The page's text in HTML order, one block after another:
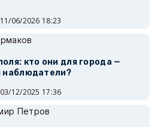
11/06/2026 18:23
кто они для города —
наблюдатели?
03/12/2025 17:36
Петров